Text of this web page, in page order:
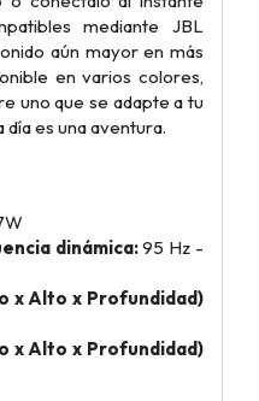
mediante JBL
aún mayor en más
en varios colores,
uno que se adapte a tu
día es una aventura.
dinámica: 95 Hz -
x Alto x Profundidad)
x Alto x Profundidad)